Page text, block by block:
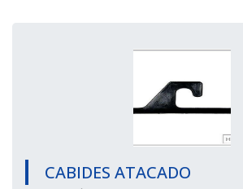
CABIDES ATACADO